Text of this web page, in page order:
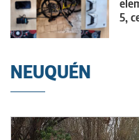
5,
NEUQUÉN